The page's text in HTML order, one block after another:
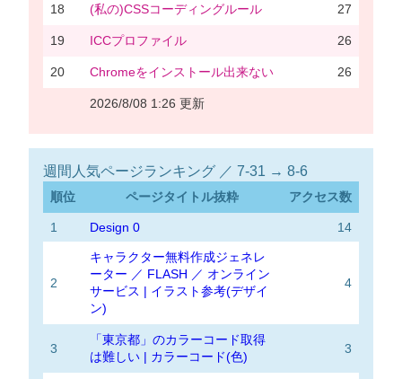
18 (私の)CSSコーディングルール 27
19 ICCプロファイル 26
20 Chromeをインストール出来ない 26
2026/8/08 1:26 更新
週間人気ページランキング ／ 7-31 → 8-6
順位 ページタイトル抜粋 アクセス数
1 Design 0 14
2
キャラクター無料作成ジェネレ
ーター ／ FLASH ／ オンライン
サービス | イラスト参考(デザイ
ン)
4
3
「東京都」のカラーコード取得
は難しい | カラーコード(色)
3